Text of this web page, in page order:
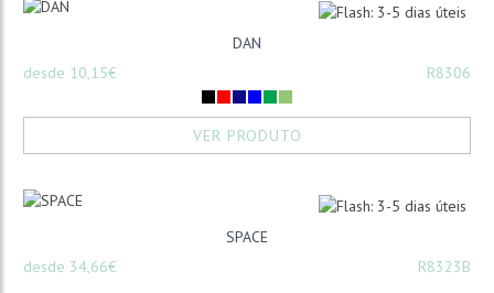
DAN
desde 10,15€
R8306
VER PRODUTO
SPACE
desde 34,66€
R8323B